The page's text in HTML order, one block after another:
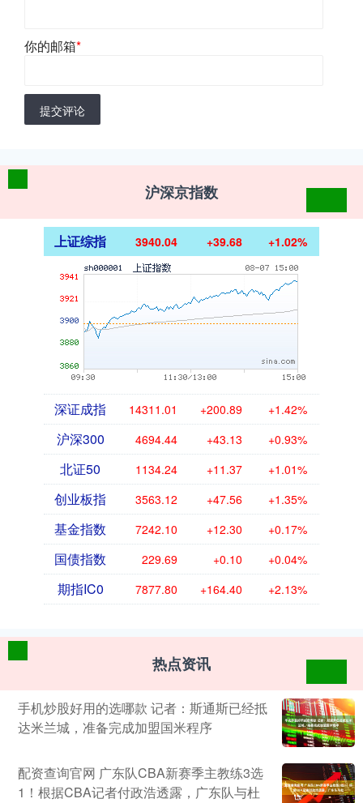
你的邮箱*
提交评论
沪深京指数
上证综指 3940.04 +39.68 +1.02%
深证成指 14311.01 +200.89 +1.42%
沪深300 4694.44 +43.13 +0.93%
北证50 1134.24 +11.37 +1.01%
创业板指 3563.12 +47.56 +1.35%
基金指数 7242.10 +12.30 +0.17%
国债指数 229.69 +0.10 +0.04%
期指IC0 7877.80 +164.40 +2.13%
热点资讯
手机炒股好用的选哪款 记者：斯通斯已经抵
达米兰城，准备完成加盟国米程序
配资查询官网 广东队CBA新赛季主教练3选
1！根据CBA记者付政浩透露，广东队与杜